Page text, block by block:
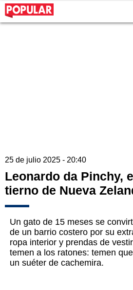
25 de julio 2025 - 20:40
Leonardo da Pinchy,
tierno de Nueva
Un gato de 15 meses se
de un barrio costero por su
ropa interior y prendas de
temen a los ratones: temen
un suéter de cachemira.